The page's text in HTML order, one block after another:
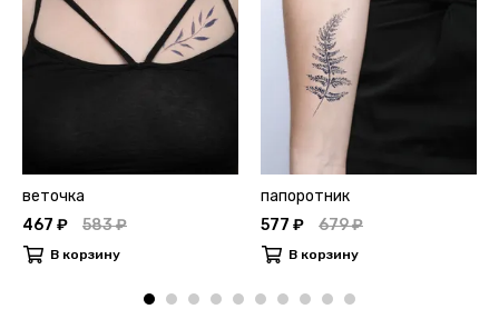
веточка
467 ₽
583 ₽
В корзину
папоротник
577 ₽
679 ₽
В корзину